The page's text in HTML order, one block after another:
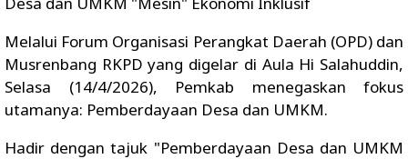
Melalui Forum Organisasi Perangkat Daerah (OPD) dan
Musrenbang RKPD yang digelar di Aula Hi Salahuddin,
Selasa (14/4/2026), Pemkab menegaskan fokus
utamanya: Pemberdayaan Desa dan UMKM.
Hadir dengan tajuk "Pemberdayaan Desa dan UMKM